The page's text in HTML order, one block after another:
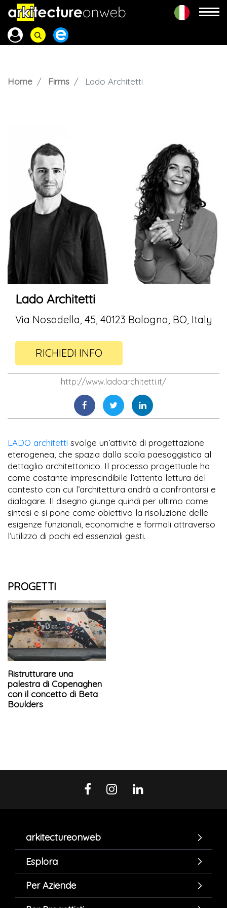
Home Firms Lado Architetti
Lado Architetti
Via Nosadella, 45, 40123 Bologna, BO, Italy
RICHIEDI INFO
http://www.ladoarchitetti.it/
LADO architetti svolge un’attività di progettazione
eterogenea, che spazia dalla scala paesaggistica al
dettaglio architettonico. Il processo progettuale ha
come costante imprescindibile l’attenta lettura del
contesto con cui l’architettura andrà a confrontarsi e
dialogare. Il disegno giunge quindi per ultimo come
sintesi e si pone come obiettivo la risoluzione delle
esigenze funzionali, economiche e formali attraverso
l’utilizzo di pochi ed essenziali gesti.
PROGETTI
Ristrutturare una
palestra di Copenaghen
con il concetto di Beta
Boulders
arkitectureonweb
Esplora
Per Aziende